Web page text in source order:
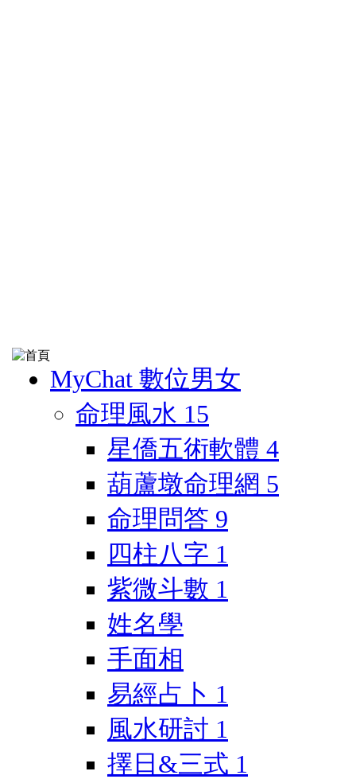
MyChat 數位男女
命理風水 15
星僑五術軟體 4
葫蘆墩命理網 5
命理問答 9
四柱八字 1
紫微斗數 1
姓名學
手面相
易經占卜 1
風水研討 1
擇日&三式 1